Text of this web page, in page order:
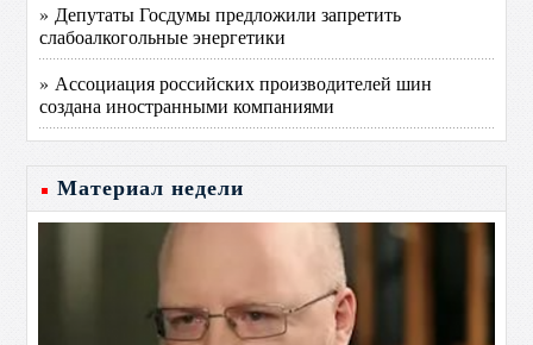
» Депутаты Госдумы предложили запретить
слабоалкогольные энергетики
» Ассоциация российских производителей шин
создана иностранными компаниями
Материал недели